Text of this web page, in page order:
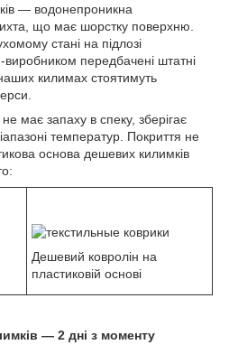
— водонепроникна
що має шорстку поверхню.
стані на підлозі
передбачені штатні
килимах стоятимуть
має запаху в спеку, зберігає
температур. Покриття не
основа дешевих килимків
Дешевий ковролін на
пластиковій основі
— 2 дні з моменту